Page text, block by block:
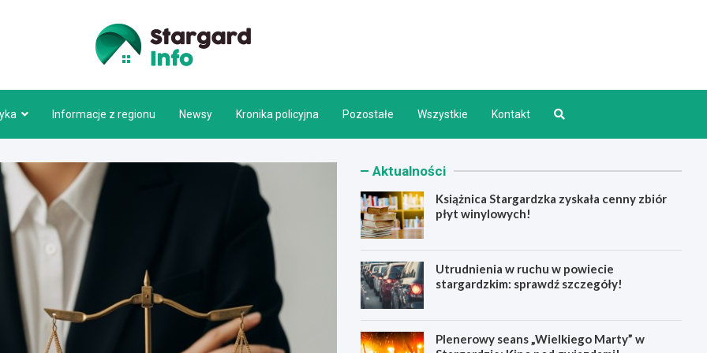
Informacje z regionu Newsy Kronika policyjna Pozostałe Wszystkie Kontakt
Aktualności
Książnica Stargardzka zyskała cenny zbiór
płyt winylowych!
Utrudnienia w ruchu w powiecie
stargardzkim: sprawdź szczegóły!
Plenerowy seans „Wielkiego Marty” w